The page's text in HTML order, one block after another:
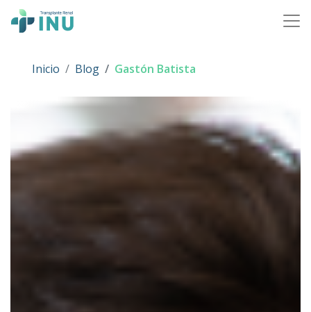
Skip to content
Main Navigation
Inicio Blog Gastón Batista